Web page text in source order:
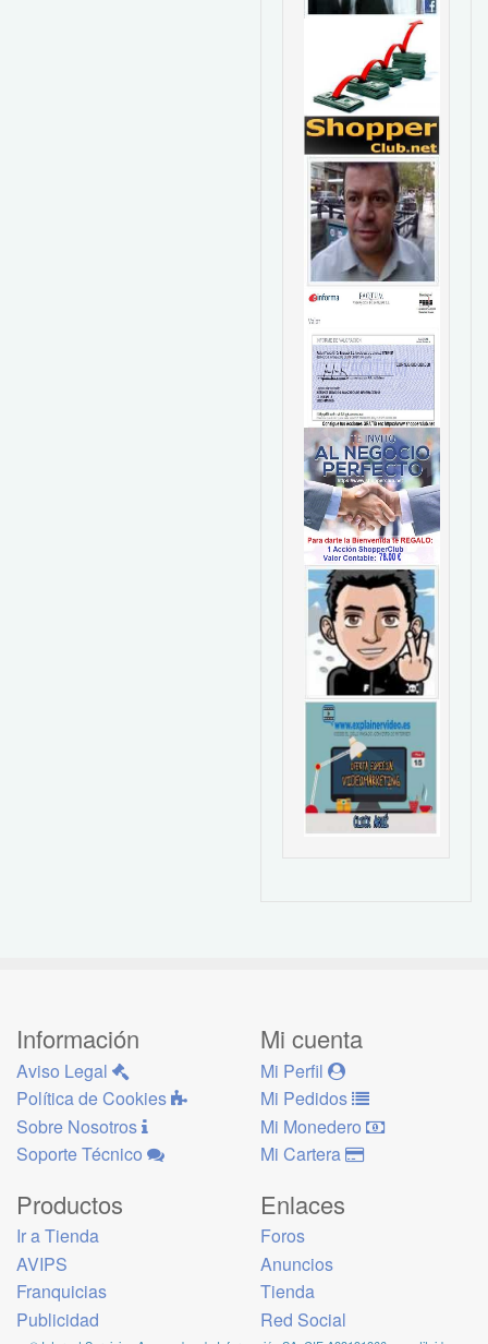
Información
Aviso Legal
Política de Cookies
Sobre Nosotros
Soporte Técnico
Mi cuenta
Mi Perfil
Mi Pedidos
Mi Monedero
Mi Cartera
Productos
Ir a Tienda
AVIPS
Franquicias
Publicidad
Enlaces
Foros
Anuncios
Tienda
Red Social